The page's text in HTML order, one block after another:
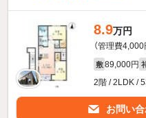
8.9万円
（管理費4,000
敷 89,000円
2階 / 2LDK /
お問い